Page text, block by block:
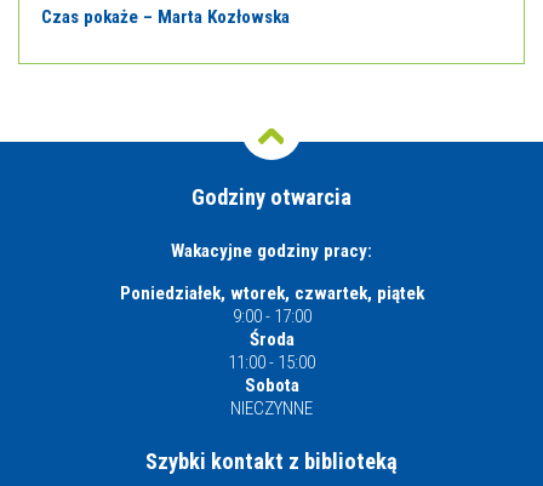
Czas pokaże – Marta Kozłowska
Godziny otwarcia
Wakacyjne godziny pracy:
Poniedziałek, wtorek, czwartek, piątek
9:00 - 17:00
Środa
11:00 - 15:00
Sobota
NIECZYNNE
Szybki kontakt z biblioteką